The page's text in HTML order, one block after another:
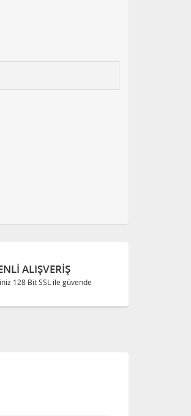
ALIŞVERIŞ
128 Bit SSL ile güvende